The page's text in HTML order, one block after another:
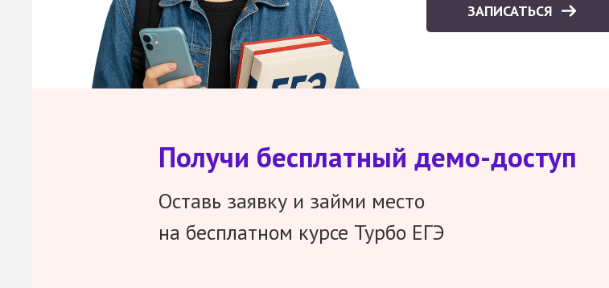
ЗАПИСАТЬСЯ
Получи бесплатный демо-доступ
Оставь заявку и займи место
на бесплатном курсе Турбо ЕГЭ